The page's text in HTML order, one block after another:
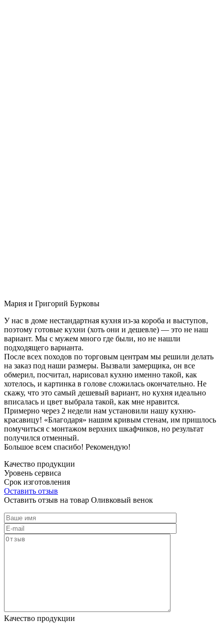
Мария и Григорий Бурковы
У нас в доме нестандартная кухня из-за короба и выступов,
поэтому готовые кухни (хоть они и дешевле) — это не наш
вариант. Мы с мужем много где были, но не нашли
подходящего варианта.
После всех походов по торговым центрам мы решили делать
на заказ под наши размеры. Вызвали замерщика, он все
обмерил, посчитал, нарисовал кухню именно такой, как
хотелось, и картинка в голове сложилась окончательно. Не
скажу, что это самый дешевый вариант, но кухня идеально
вписалась и цвет выбрала такой, как мне нравится.
Примерно через 2 недели нам установили нашу кухню-
красавицу! «Благодаря» нашим кривым стенам, им пришлось
помучиться с монтажом верхних шкафчиков, но результат
получился отменный.
Большое всем спасибо! Рекомендую!
Качество продукции
Уровень сервиса
Срок изготовления
Оставить отзыв
Оставить отзыв на товар Оливковый венок
Качество продукции